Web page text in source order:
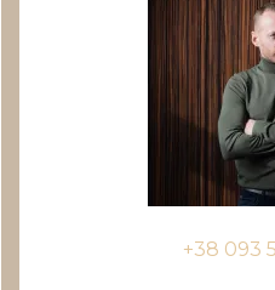
+38 093